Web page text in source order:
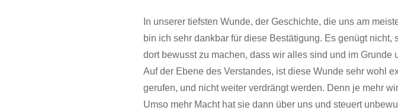
In unserer tiefsten Wunde, der Geschichte, die uns am
bin ich sehr dankbar für diese Bestätigung. Es genügt
dort bewusst zu machen, dass wir alles sind und im
Auf der Ebene des Verstandes, ist diese Wunde sehr wohl
gerufen, und nicht weiter verdrängt werden. Denn je mehr
Umso mehr Macht hat sie dann über uns und steuert